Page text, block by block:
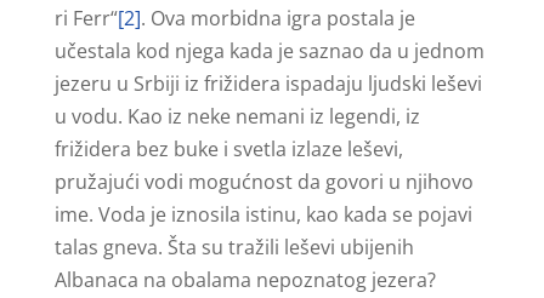
ri Ferr“[2]. Ova morbidna igra postala je
učestala kod njega kada je saznao da u jednom
jezeru u Srbiji iz frižidera ispadaju ljudski leševi
u vodu. Kao iz neke nemani iz legendi, iz
frižidera bez buke i svetla izlaze leševi,
pružajući vodi mogućnost da govori u njihovo
ime. Voda je iznosila istinu, kao kada se pojavi
talas gneva. Šta su tražili leševi ubijenih
Albanaca na obalama nepoznatog jezera?